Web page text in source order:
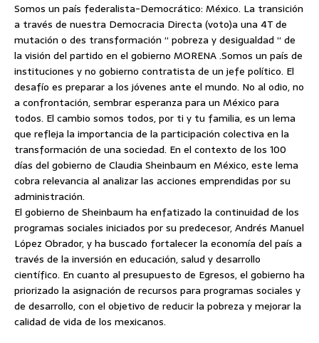
Somos un país federalista-Democrático: México. La transición
a través de nuestra Democracia Directa (voto)a una 4T de
mutación o des transformación “ pobreza y desigualdad “ de
la visión del partido en el gobierno MORENA .Somos un país de
instituciones y no gobierno contratista de un jefe político. El
desafío es preparar a los jóvenes ante el mundo. No al odio, no
a confrontación, sembrar esperanza para un México para
todos. El cambio somos todos, por ti y tu familia, es un lema
que refleja la importancia de la participación colectiva en la
transformación de una sociedad. En el contexto de los 100
días del gobierno de Claudia Sheinbaum en México, este lema
cobra relevancia al analizar las acciones emprendidas por su
administración.
El gobierno de Sheinbaum ha enfatizado la continuidad de los
programas sociales iniciados por su predecesor, Andrés Manuel
López Obrador, y ha buscado fortalecer la economía del país a
través de la inversión en educación, salud y desarrollo
científico. En cuanto al presupuesto de Egresos, el gobierno ha
priorizado la asignación de recursos para programas sociales y
de desarrollo, con el objetivo de reducir la pobreza y mejorar la
calidad de vida de los mexicanos.